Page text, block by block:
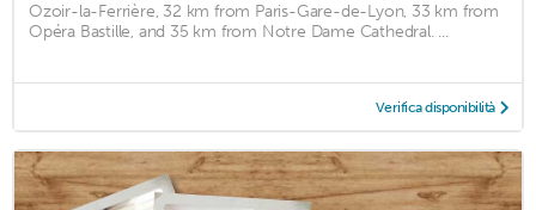
Ozoir-la-Ferrière, 32 km from Paris-Gare-de-Lyon, 33 km from
Opéra Bastille, and 35 km from Notre Dame Cathedral. ...
Verifica disponibilità